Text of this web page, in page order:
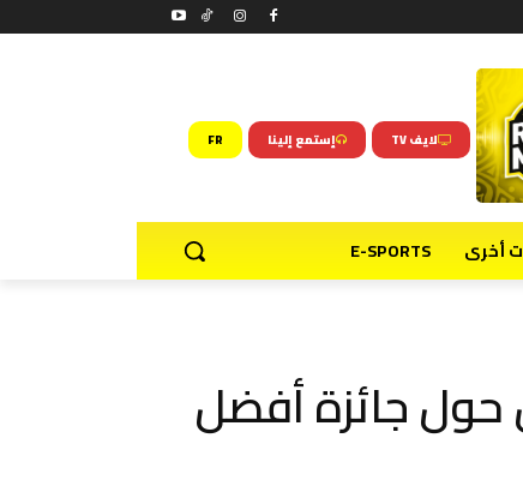
لايف TV إستمع إلينا FR
أخرى E-SPORTS
جائزة أفضل